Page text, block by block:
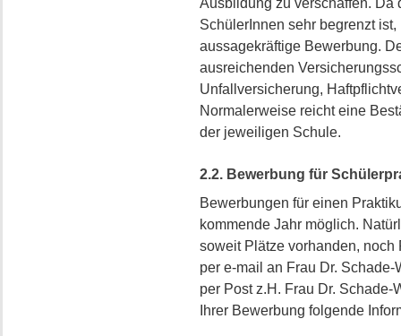
Ausbildung zu verschaffen. Da
SchülerInnen sehr begrenzt
aussagekräftige Bewerbung.
ausreichenden
Unfallversicherung,
Normalerweise reicht eine
der jeweiligen Schule.
2.2. Bewerbung für
Bewerbungen für einen
kommende Jahr möglich.
soweit Plätze vorhanden,
per e-mail an Frau Dr. Schade-
per Post z.H. Frau Dr.
Ihrer Bewerbung folgende